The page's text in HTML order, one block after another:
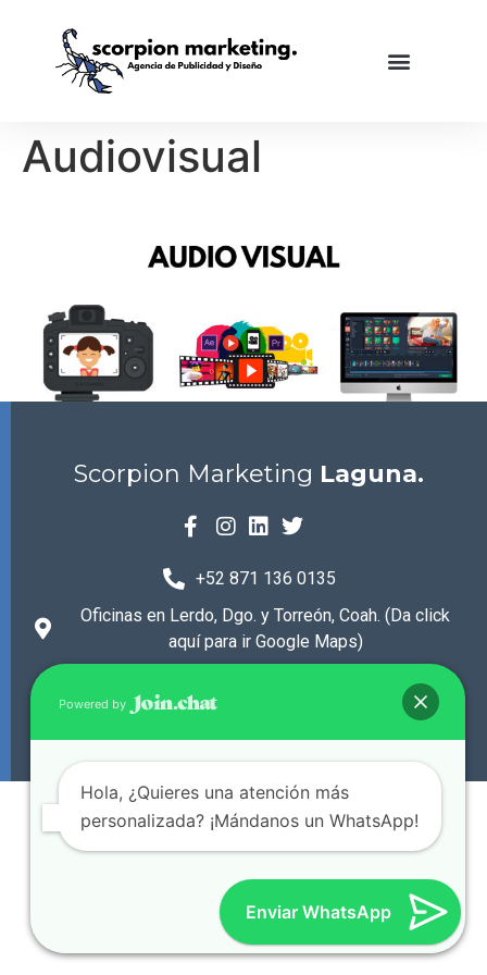
Audiovisual
Scorpion Marketing Laguna.
+52 871 136 0135
Oficinas en Lerdo, Dgo. y Torreón, Coah. (Da click
aquí para ir Google Maps)
© 2024 Todos los derechos reservados.
Scorpion Marketing Laguna.
Powered by
Hola, ¿Quieres una atención más
personalizada? ¡Mándanos un WhatsApp!
Enviar WhatsApp